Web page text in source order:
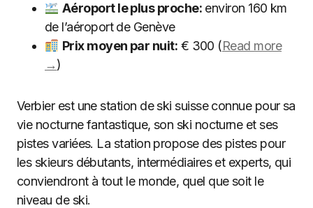
Aéroport le plus proche: environ 160 km
de l’aéroport de Genève
Prix moyen par nuit: € 300 (Read more
→)
Verbier est une station de ski suisse connue pour sa
vie nocturne fantastique, son ski nocturne et ses
pistes variées. La station propose des pistes pour
les skieurs débutants, intermédiaires et experts, qui
conviendront à tout le monde, quel que soit le
niveau de ski.